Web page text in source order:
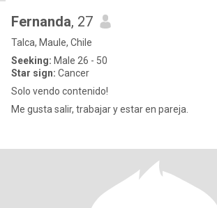
Fernanda, 27
Talca, Maule, Chile
Seeking: Male 26 - 50
Star sign: Cancer
Solo vendo contenido!
Me gusta salir, trabajar y estar en pareja.